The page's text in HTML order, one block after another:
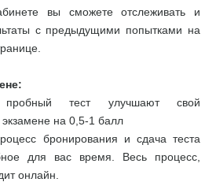
вы сможете отслеживать и
с предыдущими попытками на
тест улучшают свой
на 0,5-1 балл
бронирования и сдача теста
для вас время. Весь процесс,
онлайн.